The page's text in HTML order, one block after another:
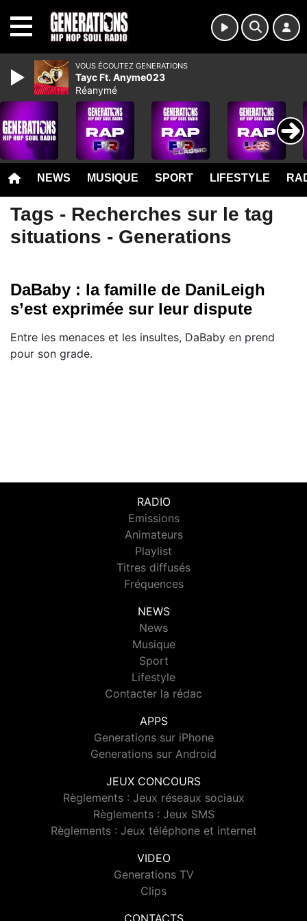
NEWS MUSIQUE SPORT LIFESTYLE
Tags - Recherches sur le tag
situations - Generations
DaBaby : la famille de DaniLeigh
s’est exprimée sur leur dispute
Entre les menaces et les insultes, DaBaby en prend
pour son grade.
RADIO
Emissions
Animateurs
Playlist
Titres diffusés
Fréquences
NEWS
News
Musique
Sport
Lifestyle
Contacter la rédac
APPS
Generations sur iPhone
Generations sur Android
JEUX CONCOURS
Règlements : Jeux réseaux sociaux
Règlements : Jeux SMS
Règlements : Jeux téléphone et internet
VIDEO
Generations TV
Clips
VOUS ÉCOUTEZ GENERATIONS
Tayc Ft. Anyme023
Réanymé